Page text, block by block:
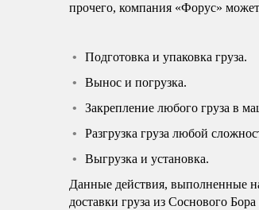
прочего, компания «Форус»
Подготовка и упаковка груза.
Вынос и погрузка.
Закрепление любого груза в
Разгрузка груза любой
Выгрузка и установка.
Данные действия, выполненные
доставки груза из Соснового